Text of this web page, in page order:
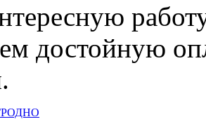
достойную